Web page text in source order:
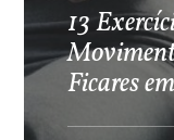
13
Ficares